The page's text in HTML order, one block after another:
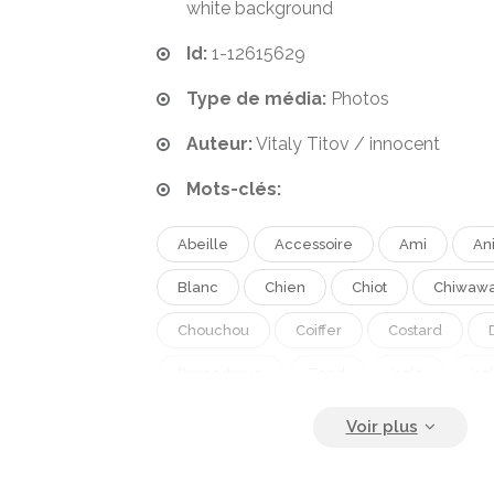
white background
Id: 1-12615629
Type de média: Photos
Auteur:Vitaly Titov / innocent
Mots-clés:
Abeille Accessoire Ami
Blanc Chien Chiot
Chouchou Coiffer Costard
L Été